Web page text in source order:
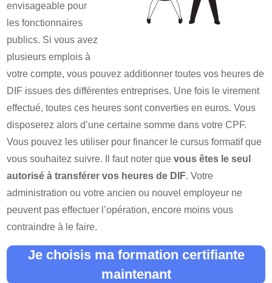
envisageable pour
les fonctionnaires
publics. Si vous avez
plusieurs emplois à
votre compte, vous pouvez additionner toutes vos heures de
DIF issues des différentes entreprises. Une fois le virement
effectué, toutes ces heures sont converties en euros. Vous
disposerez alors d’une certaine somme dans votre CPF.
Vous pouvez les utiliser pour financer le cursus formatif que
vous souhaitez suivre. Il faut noter quevous êtes le seul
autorisé à transférer vos heures de DIF. Votre
administration ou votre ancien ou nouvel employeur ne
peuvent pas effectuer l’opération, encore moins vous
contraindre à le faire.
Je choisis ma formation certifiante
maintenant